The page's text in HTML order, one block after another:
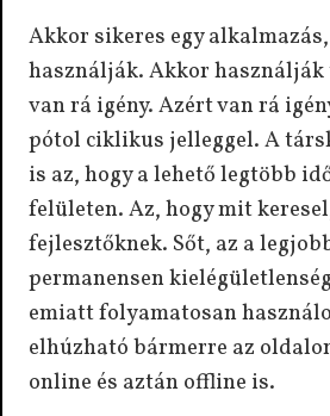
Akkor sikeres egy
használják. Akkor használják
van rá igény. Azért van rá
pótol ciklikus jelleggel. A
is az, hogy a lehető legtöbb
felületen. Az, hogy mit
fejlesztőknek. Sőt, az a
permanensen
emiatt folyamatosan
elhúzható bármerre az
online és aztán offline is.